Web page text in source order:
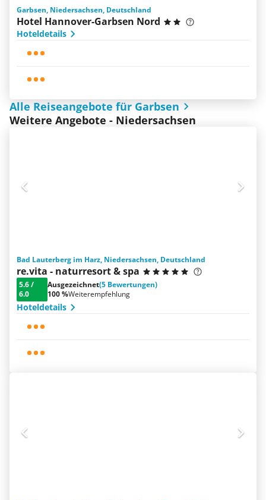
Garbsen, Niedersachsen, Deutschland
Hotel Hannover-Garbsen Nord
Hoteldetails
Alle Reiseangebote für Garbsen
Weitere Angebote - Niedersachsen
Bad Lauterberg im Harz, Niedersachsen, Deutschland
re.vita - naturresort & spa
5.6/
6.0
Ausgezeichnet(5 Bewertungen)
100 %Weiterempfehlung
Hoteldetails